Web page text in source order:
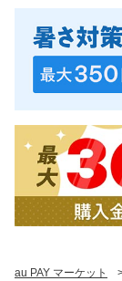
au PAY マーケット